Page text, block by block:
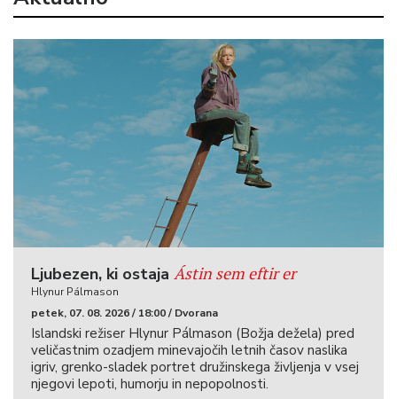
Ljubezen, ki ostaja Ástin sem eftir er
Hlynur Pálmason
petek, 07. 08. 2026 / 18:00 / Dvorana
Islandski režiser Hlynur Pálmason (Božja dežela) pred
veličastnim ozadjem minevajočih letnih časov naslika
igriv, grenko-sladek portret družinskega življenja v vsej
njegovi lepoti, humorju in nepopolnosti.